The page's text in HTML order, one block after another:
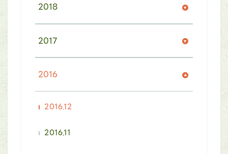
2018
2017
2016
2016.12
2016.11